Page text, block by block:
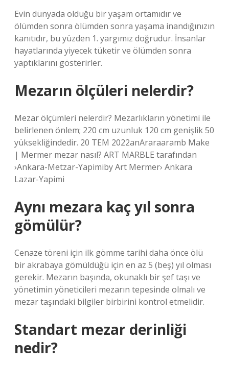
Evin dünyada olduğu bir yaşam ortamıdır ve
ölümden sonra ölümden sonra yaşama inandığınızın
kanıtıdır, bu yüzden 1. yargımız doğrudur. İnsanlar
hayatlarında yiyecek tüketir ve ölümden sonra
yaptıklarını gösterirler.
Mezarın ölçüleri nelerdir?
Mezar ölçümleri nelerdir? Mezarlıkların yönetimi ile
belirlenen önlem; 220 cm uzunluk 120 cm genişlik 50
yüksekliğindedir. 20 TEM 2022anAraraaramb Make
| Mermer mezar nasıl? ART MARBLE tarafından
›Ankara-Metzar-Yapimiby Art Mermer› Ankara
Lazar-Yapimi
Aynı mezara kaç yıl sonra
gömülür?
Cenaze töreni için ilk gömme tarihi daha önce ölü
bir akrabaya gömüldüğü için en az 5 (beş) yıl olması
gerekir. Mezarın başında, okunaklı bir şef taşı ve
yönetimin yöneticileri mezarın tepesinde olmalı ve
mezar taşındaki bilgiler birbirini kontrol etmelidir.
Standart mezar derinliği
nedir?